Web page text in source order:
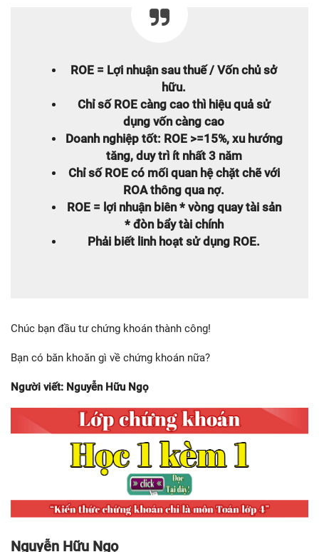
ROE = Lợi nhuận sau thuế / Vốn chủ sở
hữu.
Chỉ số ROE càng cao thì hiệu quả sử
dụng vốn càng cao
Doanh nghiệp tốt: ROE >=15%, xu hướng
tăng, duy trì ít nhất 3 năm
Chỉ số ROE có mối quan hệ chặt chẽ với
ROA thông qua nợ.
ROE = lợi nhuận biên * vòng quay tài sản
* đòn bẩy tài chính
Phải biết linh hoạt sử dụng ROE.
Chúc bạn đầu tư chứng khoán thành công!
Bạn có băn khoăn gì về chứng khoán nữa?
Người viết: Nguyễn Hữu Ngọ
Nguyễn Hữu Ngọ